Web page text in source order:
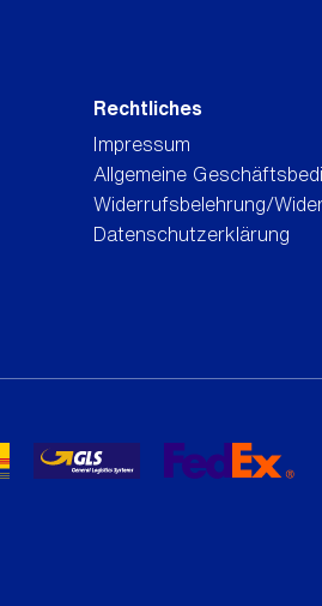
Rechtliches
Impressum
Allgemeine
Widerrufsbelehrung/
Datenschutzerklärung